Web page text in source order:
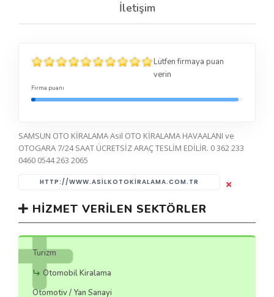
İletişim
Lütfen firmaya puan
verin
Firma puanı
SAMSUN OTO KİRALAMA Asil OTO KİRALAMA HAVAALANI ve
OTOGARA 7/24 SAAT ÜCRETSİZ ARAÇ TESLİM EDİLİR. 0 362 233
0460 0544 263 2065
HTTP://WWW.ASILKOTOKIRALAMA.COM.TR
HIZMET VERILEN SEKTÖRLER
Turizm
Otomobil Kiralama
Otomotiv / Yan Sanayi